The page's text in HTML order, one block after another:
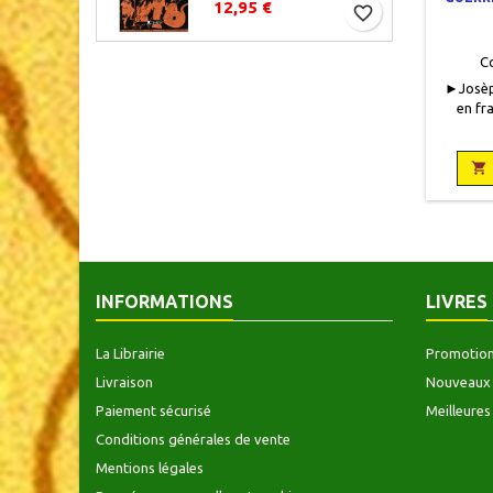
12,95 € favorite_border
en
poche,
11 x

INFORMATIONS
La Librairie
Livraison
Paiement sécurisé
Conditions générales de vente
Mentions légales
LIVRES
Nouveaux